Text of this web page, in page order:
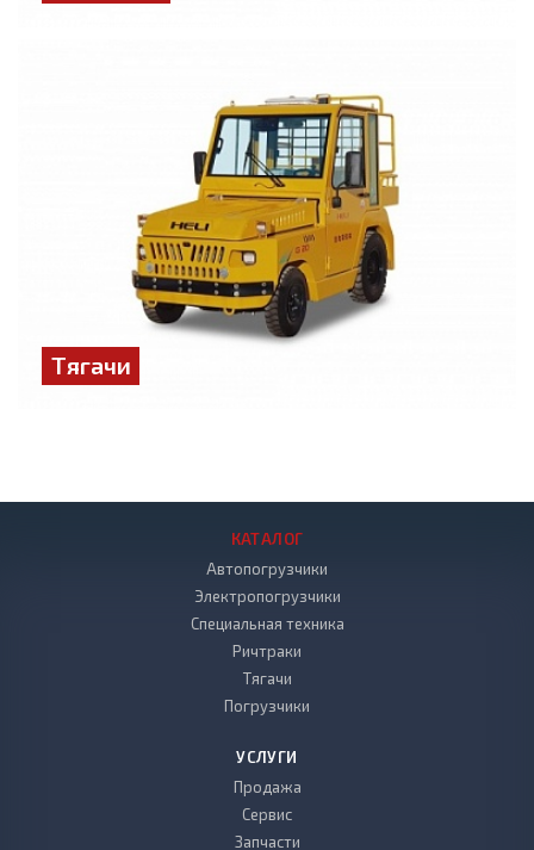
Тягачи
КАТАЛОГ
Автопогрузчики
Электропогрузчики
Специальная техника
Ричтраки
Тягачи
Погрузчики
УСЛУГИ
Продажа
Сервис
Запчасти